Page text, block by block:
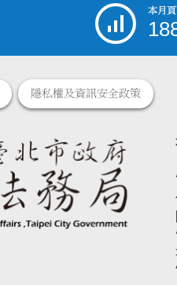
本月
隱私權及資訊安全政策